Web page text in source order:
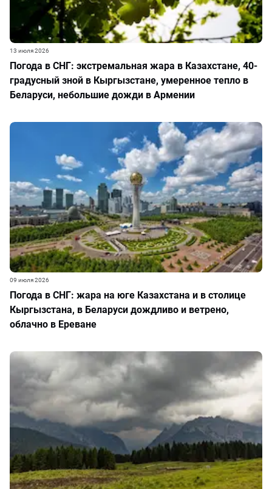
Погода в СНГ: экстремальная жара в Казахстане, 40-
градусный зной в Кыргызстане, умеренное тепло в
Беларуси, небольшие дожди в Армении
13 июля 2026
Погода в СНГ: жара на юге Казахстана и в столице
Кыргызстана, в Беларуси дождливо и ветрено,
облачно в Ереване
09 июля 2026